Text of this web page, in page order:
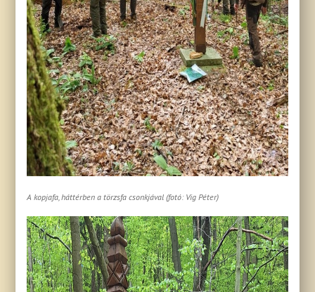
A kopjafa, háttérben a törzsfa csonkjával (fotó: Vig Péter)